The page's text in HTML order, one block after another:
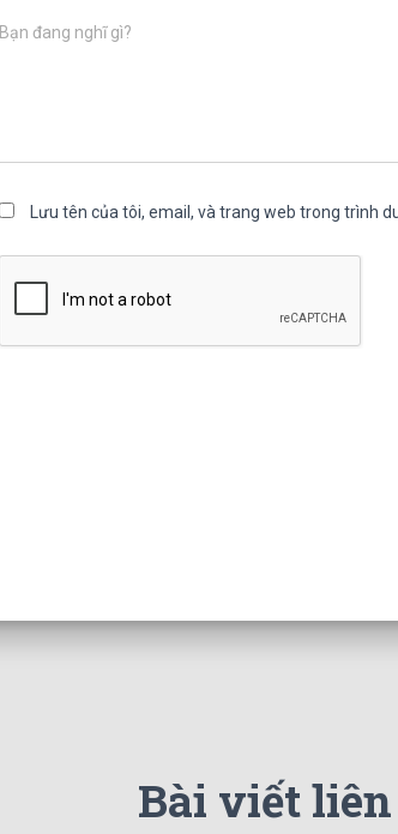
Bạn đang nghĩ gì?
Lưu tên của tôi, email, và trang web trong trình
Bài viết